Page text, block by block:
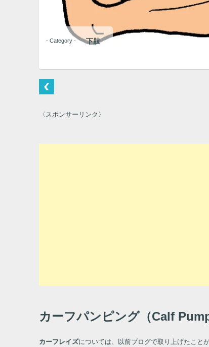
- Category - 下肢
〈スポンサーリンク〉
カーフパンピング（Calf
カーフレイズについては、以前ブログで取り上げたことが